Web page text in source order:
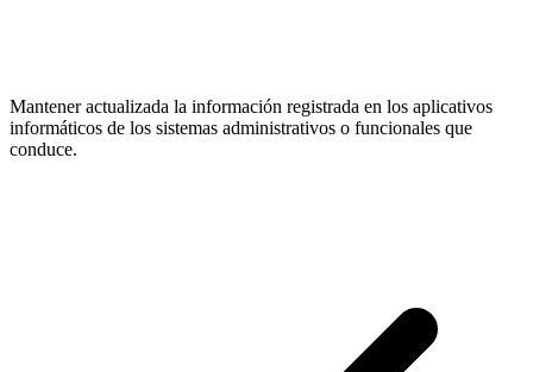
Mantener actualizada la información registrada en los aplicativos
informáticos de los sistemas administrativos o funcionales que
conduce.